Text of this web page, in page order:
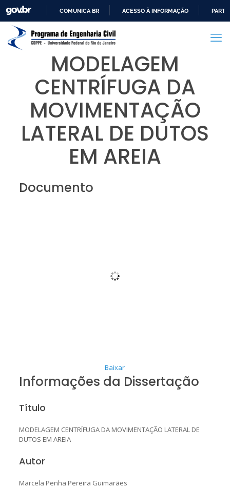
PARA
CONTEÚDO
COMUNICA BR ACESSO À INFORMAÇÃO
MODELAGEM
CENTRÍFUGA DA
MOVIMENTAÇÃO
LATERAL DE DUTOS
EM AREIA
Documento
Baixar
Informações da Dissertação
Título
MODELAGEM CENTRÍFUGA DA MOVIMENTAÇÃO LATERAL DE
DUTOS EM AREIA
Autor
Marcela Penha Pereira Guimarães